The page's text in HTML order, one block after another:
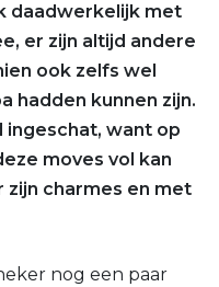
daadwerkelijk met
er zijn altijd andere
ook zelfs wel
hadden kunnen zijn.
ingeschat, want op
moves vol kan
zijn charmes en met
nog een paar